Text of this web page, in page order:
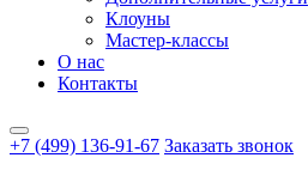
Клоуны
Мастер-классы
О нас
Контакты
+7 (499) 136-91-67 Заказать звонок